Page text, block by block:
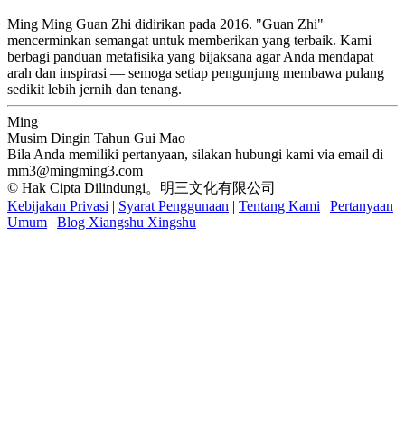
Ming Ming Guan Zhi didirikan pada 2016. "Guan Zhi"
mencerminkan semangat untuk memberikan yang terbaik. Kami
berbagi panduan metafisika yang bijaksana agar Anda mendapat
arah dan inspirasi — semoga setiap pengunjung membawa pulang
sedikit lebih jernih dan tenang.
Ming
Musim Dingin Tahun Gui Mao
Bila Anda memiliki pertanyaan, silakan hubungi kami via email di
mm3@mingming3.com
© Hak Cipta Dilindungi。明三文化有限公司
Kebijakan Privasi | Syarat Penggunaan | Tentang Kami | Pertanyaan
Umum | Blog Xiangshu Xingshu